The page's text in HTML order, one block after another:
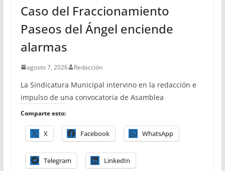
Caso del Fraccionamiento
Paseos del Ángel enciende
alarmas
agosto 7, 2026 Redacción
La Sindicatura Municipal intervino en la redacción e
impulso de una convocatoria de Asamblea
Comparte esto:
X Facebook WhatsApp
Telegram LinkedIn